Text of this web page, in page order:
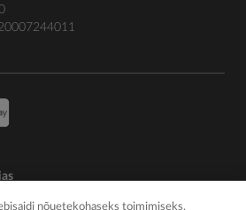
nõuetekohaseks toimimiseks,